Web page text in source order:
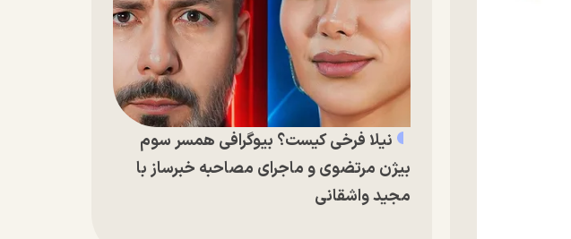
نیلا فرخی کیست؟ بیوگرافی همسر سوم
بیژن مرتضوی و ماجرای مصاحبه خبرساز با
مجید واشقانی